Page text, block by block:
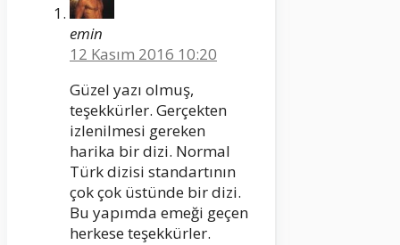
emin
12 Kasım 2016 10:20
Güzel yazı olmuş,
teşekkürler. Gerçekten
izlenilmesi gereken
harika bir dizi. Normal
Türk dizisi standartının
çok çok üstünde bir dizi.
Bu yapımda emeği geçen
herkese teşekkürler.